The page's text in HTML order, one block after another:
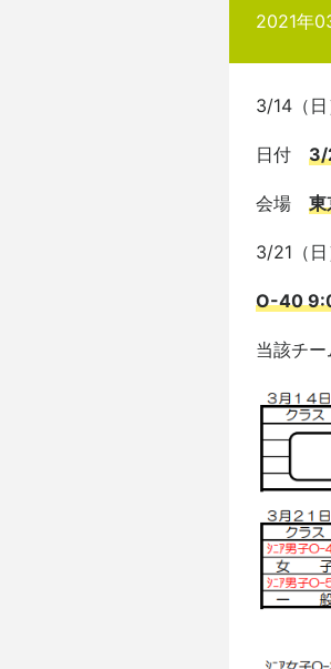
2021年
3/14（日
日付 3/
会場 東
3/21（日
O-40
当該チ